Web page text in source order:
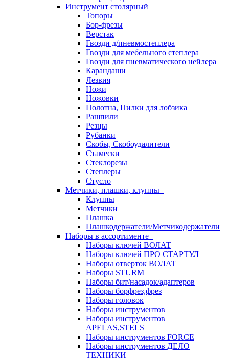
Инструмент столярный
Топоры
Бор-фрезы
Верстак
Гвозди д/пневмостеплера
Гвозди для мебельного степлера
Гвозди для пневматического нейлера
Карандаши
Лезвия
Ножи
Ножовки
Полотна, Пилки для лобзика
Рашпили
Резцы
Рубанки
Скобы, Скобоудалители
Стамески
Стеклорезы
Степлеры
Стусло
Метчики, плашки, клуппы
Клуппы
Метчики
Плашка
Плашкодержатели/Метчикодержатели
Наборы в ассортименте
Наборы ключей ВОЛАТ
Наборы ключей ПРО СТАРТУЛ
Наборы отверток ВОЛАТ
Наборы STURM
Наборы бит/насадок/адаптеров
Наборы борфрез,фрез
Наборы головок
Наборы инструментов
Наборы инструментов
APELAS,STELS
Наборы инструментов FORCE
Наборы инструментов ДЕЛО
ТЕХНИКИ